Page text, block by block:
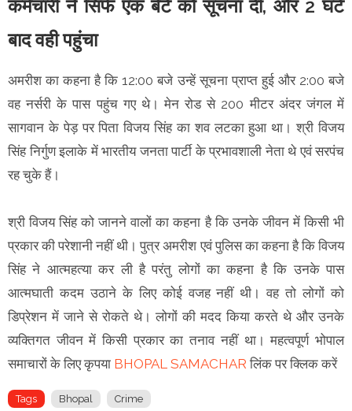
कर्मचारी ने सिर्फ एक बेटे को सूचना दी, और 2 घंटे
बाद वही पहुंचा
अमरीश का कहना है कि 12:00 बजे उन्हें सूचना प्राप्त हुई और 2:00 बजे
वह नर्सरी के पास पहुंच गए थे। मेन रोड से 200 मीटर अंदर जंगल में
सागवान के पेड़ पर पिता विजय सिंह का शव लटका हुआ था। श्री विजय
सिंह निर्गुण इलाके में भारतीय जनता पार्टी के प्रभावशाली नेता थे एवं सरपंच
रह चुके हैं।
श्री विजय सिंह को जानने वालों का कहना है कि उनके जीवन में किसी भी
प्रकार की परेशानी नहीं थी। पुत्र अमरीश एवं पुलिस का कहना है कि विजय
सिंह ने आत्महत्या कर ली है परंतु लोगों का कहना है कि उनके पास
आत्मघाती कदम उठाने के लिए कोई वजह नहीं थी। वह तो लोगों को
डिप्रेशन में जाने से रोकते थे। लोगों की मदद किया करते थे और उनके
व्यक्तिगत जीवन में किसी प्रकार का तनाव नहीं था। महत्वपूर्ण भोपाल
समाचारों के लिए कृपया BHOPAL SAMACHAR लिंक पर क्लिक करें
Tags Bhopal Crime